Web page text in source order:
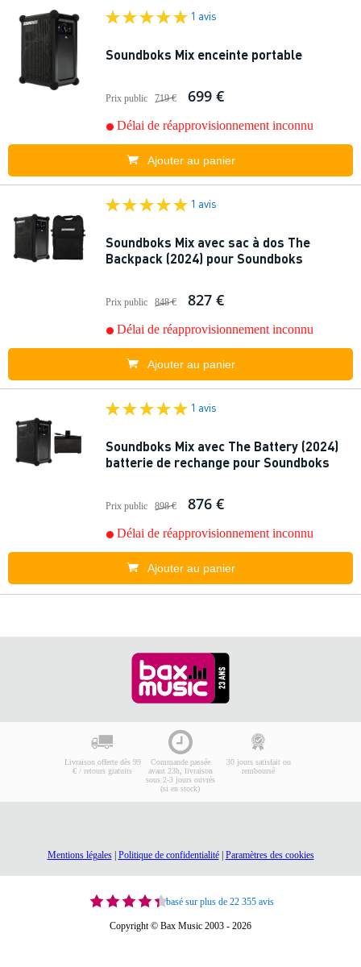
1 avis
Soundboks Mix enceinte portable
Prix public 719 € 699 €
Délai de réapprovisionnement inconnu
Ajouter au panier
1 avis
Soundboks Mix avec sac à dos The
Backpack (2024) pour Soundboks
Prix public 848 € 827 €
Délai de réapprovisionnement inconnu
Ajouter au panier
1 avis
Soundboks Mix avec The Battery (2024)
batterie de rechange pour Soundboks
Prix public 898 € 876 €
Délai de réapprovisionnement inconnu
Ajouter au panier
Livraison offerte dès 99
€ / retours gratuits
Commande passée
avant 23h, livraison
sous 2-3 jours ouvrés
(si en stock)
30 jours satisfait ou
remboursé
Mentions légales| Politique de confidentialité| Paramètres des cookies
basé sur plus de 22 355 avis
Copyright © Bax Music 2003 - 2026